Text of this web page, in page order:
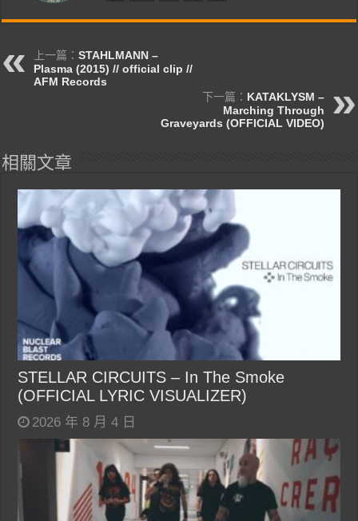
上一篇：STAHLMANN –
Plasma (2015) // official clip //
AFM Records
下一篇： KATAKLYSM –
Marching Through
Graveyards (OFFICIAL VIDEO)
相關文章
STELLAR CIRCUITS – In The Smoke
(OFFICIAL LYRIC VISUALIZER)
2026 年 8 月 4 日